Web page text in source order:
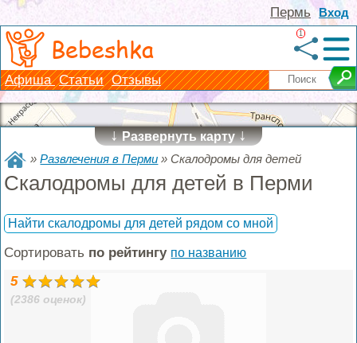
Вход
Пермь
Bebeshka 1
Афиша Статьи Отзывы
↓Развернуть карту↓
»Развлечения в Перми »Скалодромы для детей
Скалодромы для детей в Перми
Найти скалодромы для детей рядом со мной
Сортировать по рейтингу по названию
5
(2386 оценок)